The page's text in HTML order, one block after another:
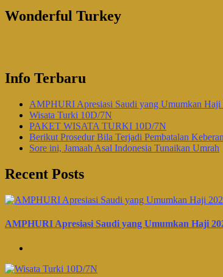
Wonderful Turkey
Info Terbaru
AMPHURI Apresiasi Saudi yang Umumkan Haji
Wisata Turki 10D/7N
PAKET WISATA TURKI 10D/7N
Berikut Prosedur Bila Terjadi Pembatalan
Sore ini, Jamaah Asal Indonesia Tunaikan Umrah
Recent Posts
AMPHURI Apresiasi Saudi yang Umumkan Haji